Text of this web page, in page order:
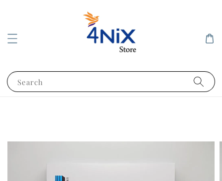
Search